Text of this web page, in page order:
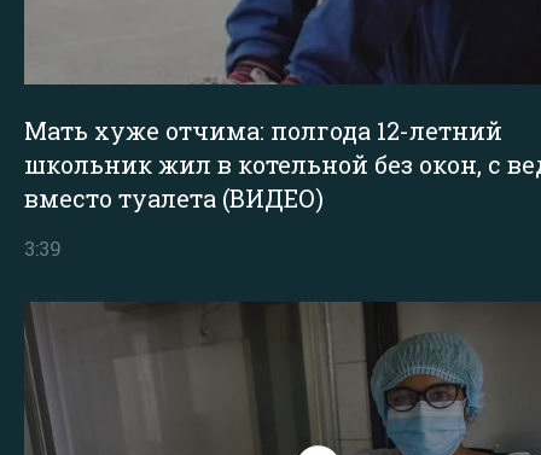
Мать хуже отчима: полгода 12-летний
школьник жил в котельной без окон, с
вместо туалета (ВИДЕО)
3:39